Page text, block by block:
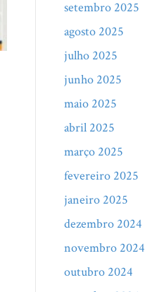
setembro 2025
agosto 2025
julho 2025
junho 2025
maio 2025
abril 2025
março 2025
fevereiro 2025
janeiro 2025
dezembro 2024
novembro 2024
outubro 2024